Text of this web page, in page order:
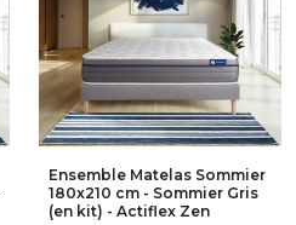
Ensemble Matelas Sommier
180x210 cm - Sommier Gris
(en kit) - Actiflex Zen